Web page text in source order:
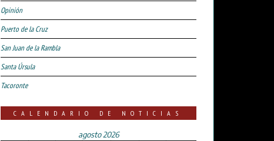
Opinión
Puerto de la Cruz
San Juan de la Rambla
Santa Úrsula
Tacoronte
CALENDARIO DE NOTICIAS
agosto 2026